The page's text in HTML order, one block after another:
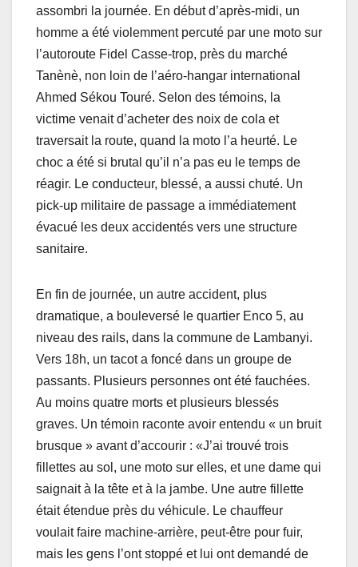
assombri la journée. En début d’après-midi, un
homme a été violemment percuté par une moto sur
l’autoroute Fidel Casse-trop, près du marché
Tanènè, non loin de l’aéro-hangar international
Ahmed Sékou Touré. Selon des témoins, la
victime venait d’acheter des noix de cola et
traversait la route, quand la moto l’a heurté. Le
choc a été si brutal qu’il n’a pas eu le temps de
réagir. Le conducteur, blessé, a aussi chuté. Un
pick-up militaire de passage a immédiatement
évacué les deux accidentés vers une structure
sanitaire.
En fin de journée, un autre accident, plus
dramatique, a bouleversé le quartier Enco 5, au
niveau des rails, dans la commune de Lambanyi.
Vers 18h, un tacot a foncé dans un groupe de
passants. Plusieurs personnes ont été fauchées.
Au moins quatre morts et plusieurs blessés
graves. Un témoin raconte avoir entendu « un bruit
brusque » avant d’accourir : «J’ai trouvé trois
fillettes au sol, une moto sur elles, et une dame qui
saignait à la tête et à la jambe. Une autre fillette
était étendue près du véhicule. Le chauffeur
voulait faire machine-arrière, peut-être pour fuir,
mais les gens l’ont stoppé et lui ont demandé de